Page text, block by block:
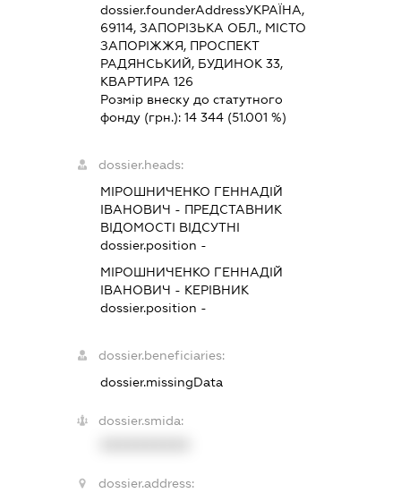
dossier.founderAddressУКРАЇНА,
69114, ЗАПОРІЗЬКА ОБЛ., МІСТО
ЗАПОРІЖЖЯ, ПРОСПЕКТ
РАДЯНСЬКИЙ, БУДИНОК 33,
КВАРТИРА 126
Розмір внеску до статутного
фонду (грн.):14 344 (51.001 %)
dossier.heads:
МІРОШНИЧЕНКО ГЕННАДІЙ
ІВАНОВИЧ - ПРЕДСТАВНИК
ВІДОМОСТІ ВІДСУТНІ
dossier.position -
МІРОШНИЧЕНКО ГЕННАДІЙ
ІВАНОВИЧ - КЕРІВНИК
dossier.position -
dossier.beneficiaries:
dossier.missingData
dossier.smida:
dossier.address: